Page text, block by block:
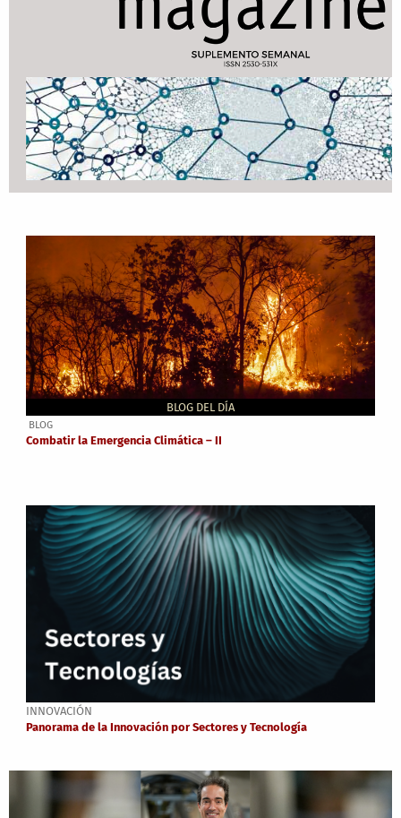
BLOG DEL DÍA
BLOG
Combatir la Emergencia Climática – II
INNOVACIÓN
Panorama de la Innovación por Sectores y Tecnología